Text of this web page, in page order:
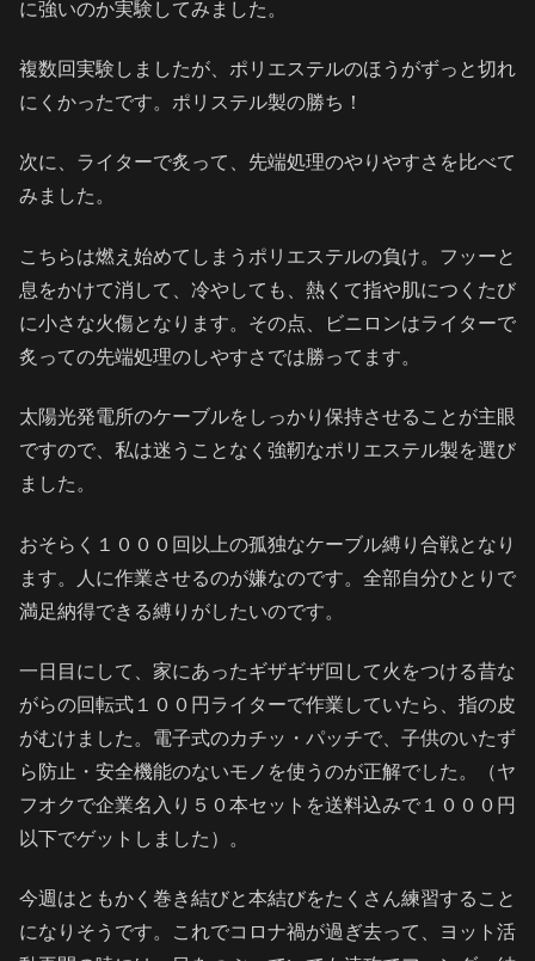
に強いのか実験してみました。
複数回実験しましたが、ポリエステルのほうがずっと切れ
にくかったです。ポリステル製の勝ち！
次に、ライターで炙って、先端処理のやりやすさを比べて
みました。
こちらは燃え始めてしまうポリエステルの負け。フッーと
息をかけて消して、冷やしても、熱くて指や肌につくたび
に小さな火傷となります。その点、ビニロンはライターで
炙っての先端処理のしやすさでは勝ってます。
太陽光発電所のケーブルをしっかり保持させることが主眼
ですので、私は迷うことなく強靭なポリエステル製を選び
ました。
おそらく１０００回以上の孤独なケーブル縛り合戦となり
ます。人に作業させるのが嫌なのです。全部自分ひとりで
満足納得できる縛りがしたいのです。
一日目にして、家にあったギザギザ回して火をつける昔な
がらの回転式１００円ライターで作業していたら、指の皮
がむけました。電子式のカチッ・パッチで、子供のいたず
ら防止・安全機能のないモノを使うのが正解でした。（ヤ
フオクで企業名入り５０本セットを送料込みで１０００円
以下でゲットしました）。
今週はともかく巻き結びと本結びをたくさん練習すること
になりそうです。これでコロナ禍が過ぎ去って、ヨット活